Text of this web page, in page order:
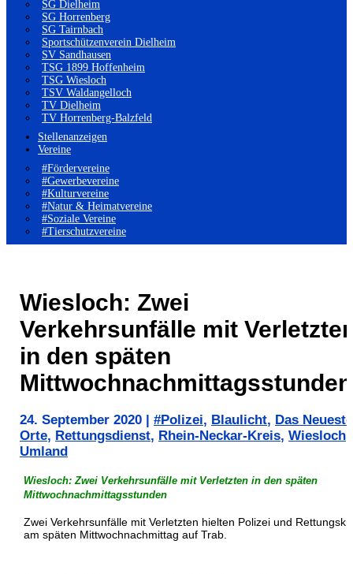
SG Dielheim
SG Horrenberg
SG Tairnbach
Sportschützenverein Dielheim
SV Sandhausen
TSG 1899 Hoffenheim
TSG Wiesloch
TSV Waldangelloch
TV Dielheim
TV Horrenberg-Balzfeld
Stellenanzeigen
Vereine
#Fördervereine
#Gewerbevereine
#Kulturvereine
#Natur & Heimatvereine
#Soziale Vereine
#Tierschutzvereine
Wiesloch: Zwei
Verkehrsunfälle mit
in den späten
Mittwochnachmittagsstunden
24. September 2020 #Polizei, Blaulicht, Das Neueste
Orte, Rettungsdienst, Rhein-Neckar-Kreis, Wiesloch
Umland
Wiesloch: Zwei Verkehrsunfälle mit Verletzten in den späten
Mittwochnachmittagsstunden
Zwei Verkehrsunfälle mit Verletzten hielten Polizei und
am späten Mittwochnachmittag auf Trab.